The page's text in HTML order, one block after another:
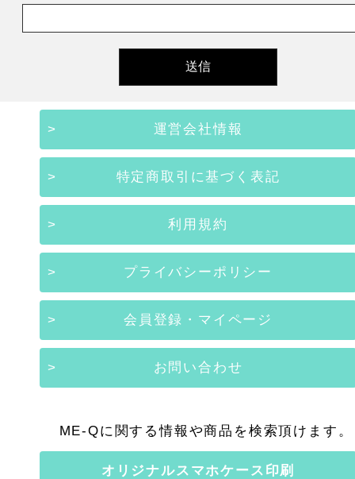
運営会社情報
特定商取引に基づく表記
利用規約
プライバシーポリシー
会員登録・マイページ
お問い合わせ
ME-Qに関する情報や商品を検索頂けます。
オリジナルスマホケース印刷